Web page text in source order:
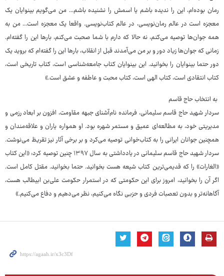
رمان بوده‌ام، این را ندیده باشم یا اسمش را نشنیده باشم... من می‌گویم بینوایان یک
معجزه است در عالم رمان‌نویسی، در عالم کتاب‌نویسی. واقعا یک معجزه است... من به
همه جوان‌ها توصیه می‌کنم، نه حالا که دارم با شما صحبت می‌کنم، بارها این را گفته‌ام.
زمانی که جوان‌ها زیاد دور و بر من می‌آمدند قبل از انقلاب، بارها این را گفته‌ام که بروید یک
دور حتما بینوایان را بخوانید. این بینوایان کتاب جامعه‌شناسی است، کتاب تاریخی است،
کتاب انتقادی است، کتاب الهی است، کتاب محبت و عاطفه و عشق است.»
به انتخاب حاج قاسم
سردار شهید حاج قاسم سلیمانی، فرمانده نام‌آشنای جبهه مقاومت، افزون بر ابعاد رزمی و
مدیریتی خود، به مطالعه‌ای عمیق و مستمر شهره بود. او همواره یاران و علاقه‌مندان و
همچنین جوانان ایرانی را به کتاب‌خوانی توصیه می‌کرد و بر برخی آثار نیز تقریظ می‌نوشت.
سردار شهید حاج قاسم سلیمانی در یادداشتی به سال ۱۳۹۷ چنین توصیه کرد: «این کتاب
«الغارات» را که قدیمی‌ترین کتاب شیعه هست بخوانید. حتما بخوانید. مقتل کامل است.
اگر آن را بخوانید، امروز برای این حکومتی که در استمرار حکومت علی‌بن ابیطالب هست،
آگاهانه‌تر و بدون تعصبات فردی و حزبی نگاه می‌کنیم، نظر می‌دهیم و دفاع می‌کنیم.»